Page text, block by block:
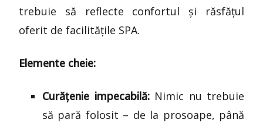
trebuie să reflecte confortul și răsfățul
oferit de facilitățile SPA.
Elemente cheie:
Curățenie impecabilă:Nimic nu trebuie
să pară folosit – de la prosoape, până